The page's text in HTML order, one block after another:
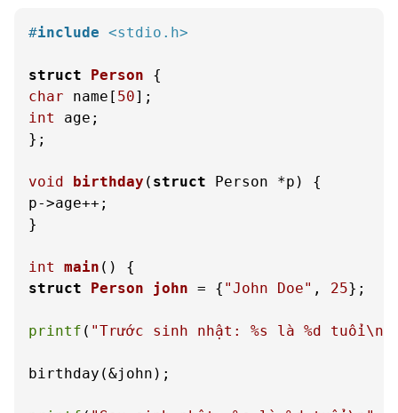
#include <stdio.h>
struct Person {
char name[ 50
int
age;
};
void birthday ( struct Person *p)
{
p->age++;
}
int main ()
struct
Person john = { "John Doe" , 25};
printf ( "Trước sinh nhật: %s là %d tuổi\n"
birthday(&john);